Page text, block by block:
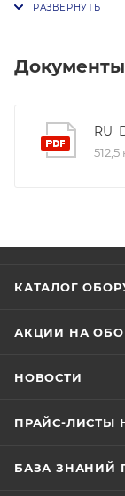
TVI/AHD/CVI/
Документы
512,5
КАТАЛОГ
АКЦИИ НА
НОВОСТИ
ПРАЙС-ЛИСТЫ
БАЗА ЗНАНИЙ